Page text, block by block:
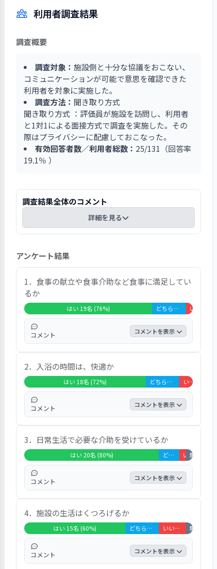
もいる。そのほか、介護負担の大きかった認知症
ークル歩行訓練や家屋調査などをおこない、在宅
復帰も視野に支援している。
楽しく過ごすことができるよう努力している。例
の行事日程を振り返りつつ、「新型コロナだから
無理だと思う、といったことではなく理想や目標
くくっている。また、看護介護ケア委員会では利
用者の強み「ストレングス」をテーマに話し合
い、利用者と向き合う時間の大切さについて職員
教育をおこなっている。
利用者調査結果
調査概要
調査対象： 施設側と十分な協議をおこない、
コミュニケーションが可能で意思を確認できた
利用者を対象に実施した。
調査方法： 聞き取り方式
聞き取り方式 ：評価員が施設を訪問し、利用者
と1対1による面接方式で調査を実施した。その
際はプライバシーに配慮しておこなった。
有効回答者数／利用者総数： 25/131（回答率
19.1％ ）
調査結果全体のコメント
詳細を見る
未満」2名（8％）、「70歳代」2名（8％）、
「80歳代」8名（32％）、「90歳以上」13名
（52％）。性別：「男性」10名（40％）、「女
性」15名（60％）。平均要介護度2.5。
・総合的な満足度は、「大変満足」6名
（24％）、「満足」16名（64％）、「どちらと
もいえない」3名（12％）で、「大変満足」「満
足」と回答した方々は回答者の88％で、施設のサ
ービス全般に関して高い満足を得ている。
・特に満足度が高かった設問は、問7「施設内の
清掃、整理整頓」、問9「緊急時の対応」で、回
答者の96％が肯定的な回答であった。
・利用者からは「職員全員が面倒をよくみてくれ
ます」「リハビリ訓練を週３～４回受けていま
す。リハビリの先生がよくしてくれます。自分で
が寄せられた。
アンケート結果
1．食事の献立や食事介助など食事に満足してい
るか
はい 19名 (76%) どちらともいえない 5名 (20%) いいえ 1
コメント コメントを表示
回答者の76％が「はい」と回答し、食事に関
して概ね満足を得ている。「年寄り向きの食
べやすい調理がされています」「私が食べた
いものを聞き取ってくれます」「ここの料理
はおいしいです」などの声が寄せられた。
2．入浴の時間は、快適か
はい 18名 (72%) どちらともいえない 5名 (20%) いいえ 2名 (8%)
コメント コメントを表示
回答者の72％が「はい」と回答し、入浴に関
して概ね満足を得ている。「自宅の風呂より
も安心して入れます」「１週間に2回、お風
呂に入っています」「湯船にゆっくりと入る
ことができています」「（湯冷めを避けるた
めか）大急ぎで洗ってもらっている。ゆっく
り入りたい」などの声が寄せられた。
3．日常生活で必要な介助を受けているか
はい 20名 (80%) どちらともいえない 3名 (12%) いいえ 1名
無回答・
コメント コメントを表示
回答者の80％が「はい」と回答し、日常生活
での必要な介助に関して高い満足を得てい
る。「おむつもすぐに交換してくれます」
「職員に無理をさせないよう、自分でできる
ことは頑張ってやっています」などの声が寄
せられた。
4．施設の生活はくつろげるか
はい 15名 (60%) どちらともいえない 5名 (20%) いいえ 4名 (16%) 無回答・
コメント コメントを表示